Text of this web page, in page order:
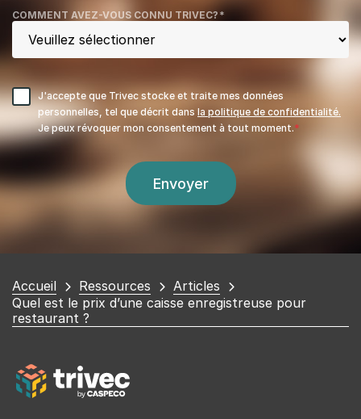
COMMENT AVEZ-VOUS CONNU TRIVEC? *
J'accepte que Trivec stocke et traite mes données
personnelles, tel que décrit dans la politique de confidentialité.
Je peux révoquer mon consentement à tout moment.
Vous
êtes
ici
Accueil Ressources
Articles
Quel est le prix d’une caisse enregistreuse pour
restaurant ?